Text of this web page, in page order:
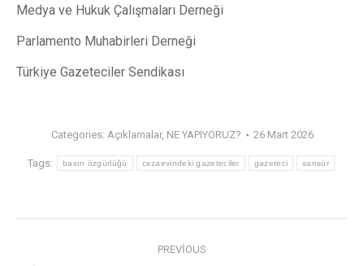
Medya ve Hukuk Çalışmaları Derneği
Parlamento Muhabirleri Derneği
Türkiye Gazeteciler Sendikası
Categories: Açıklamalar, NE YAPIYORUZ? 26 Mart 2026
Tags: basın özgürlüğü cezaevindeki gazeteciler gazeteci sansür
PREVIOUS